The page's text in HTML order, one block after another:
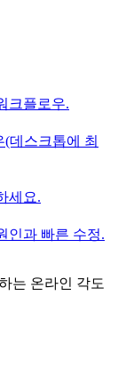
크플로우.
데스크톱에 최
세요.
인과 빠른 수정.
는 온라인 각도